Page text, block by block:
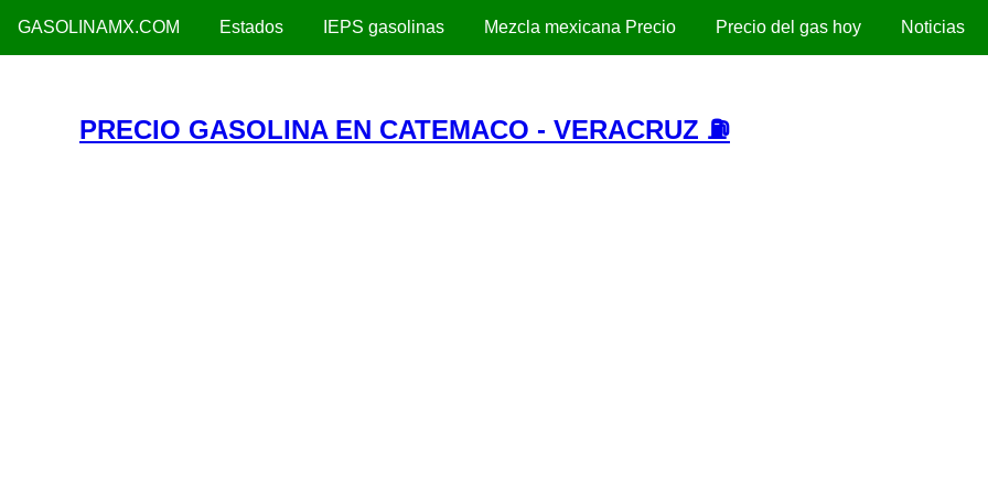
GASOLINAMX.COM Estados IEPS gasolinas Mezcla mexicana Precio Precio del gas hoy Noticias
PRECIO GASOLINA EN CATEMACO - VERACRUZ ⛽